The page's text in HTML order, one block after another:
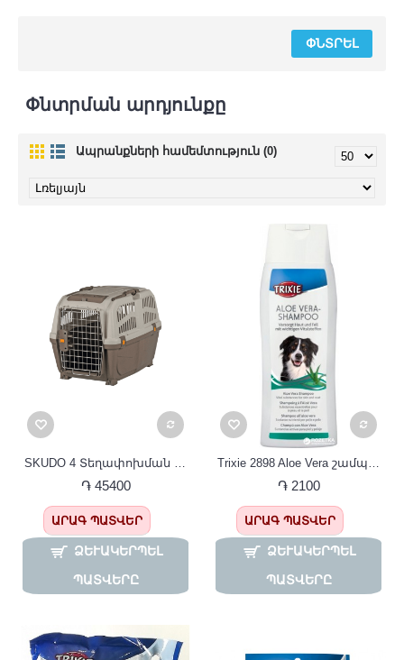
Փնտրման արդյունքը
Ապրանքների համեմտություն (0)
SKUDO 4 Տեղափոխման կոնտեյներ 48*51*68 sm TRIXIE
֏ 45400
ԱՐԱԳ ՊԱՏՎԵՐ
ՁԵՒԱԿԵՐՊԵԼ Պ
ԱՏՎԵՐԸ
Trixie 2898 Aloe Vera շամպուն շների համար 250 մլ
֏ 2100
ԱՐԱԳ ՊԱՏՎԵՐ
ՁԵՒԱԿԵՐՊԵԼ Պ
ԱՏՎԵՐԸ